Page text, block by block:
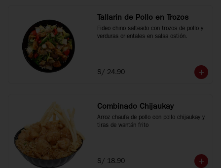
Tallarin de Pollo en Trozos
Fideo chino salteado con trozos de pollo y
verduras orientales en salsa ostión.
S/ 24.90
Combinado Chijaukay
Arroz chaufa de pollo con pollo chijaukay y
tiras de wantán frito
S/ 18.90